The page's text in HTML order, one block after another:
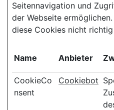
Seitennavigation und
der Webseite
diese Cookies nicht
Name Anbieter
CookieCo
nsent
Cookiebot